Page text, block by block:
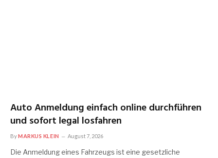
Auto Anmeldung einfach online durchführen
und sofort legal losfahren
ByMARKUS KLEIN August 7, 2026
Die Anmeldung eines Fahrzeugs ist eine gesetzliche